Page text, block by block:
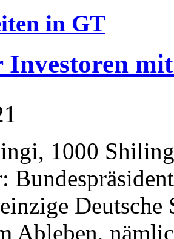
in GT
Investoren
1000
Deutsche
Ableben,